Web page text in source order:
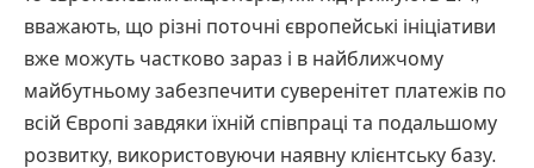
вважають, що різні поточні європейські ініціативи
вже можуть частково зараз і в найближчому
майбутньому забезпечити суверенітет платежів по
всій Європі завдяки їхній співпраці та подальшому
розвитку, використовуючи наявну клієнтську базу.